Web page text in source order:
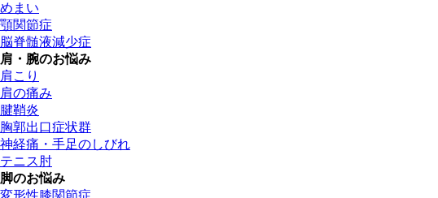
めまい
顎関節症
脳脊髄液減少症
肩・腕のお悩み
肩こり
肩の痛み
腱鞘炎
胸郭出口症状群
神経痛・手足のしびれ
テニス肘
脚のお悩み
変形性膝関節症